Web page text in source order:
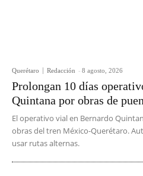
Querétaro Redacción - 8 agosto, 2026
Prolongan 10 días
Quintana por obras de
El operativo vial en Bernardo
obras del tren México-Querétaro.
usar rutas alternas.